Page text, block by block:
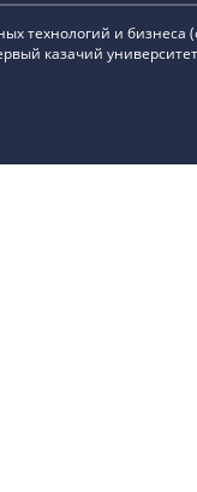
технологий и бизнеса
казачий